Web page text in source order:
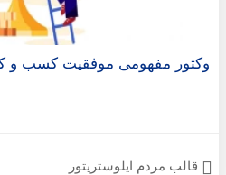
وکتور مفهومی موفقیت کسب و
قالب مردم ایلوستریتور